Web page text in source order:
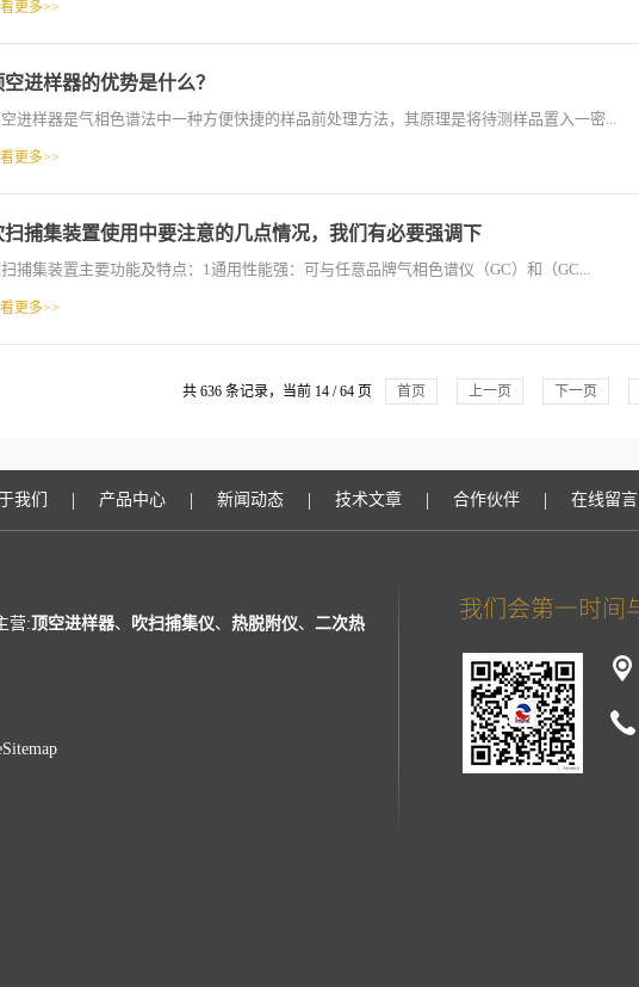
更多>>
空进样器的优势是什么？
进样器是气相色谱法中一种方便快捷的样品前处理方法，其原理是将待测样品置入一密...
更多>>
扫捕集装置使用中要注意的几点情况，我们有必要强调下
捕集装置主要功能及特点：1通用性能强：可与任意品牌气相色谱仪（GC）和（GC...
更多>>
共 636 条记录，当前 14 / 64 页 首页 上一页 下一页
我们 | 产品中心 | 新闻动态 | 技术文章 | 合作伙伴 | 在线留言
营:顶空进样器、 吹扫捕集仪、 热脱附仪、 二次热